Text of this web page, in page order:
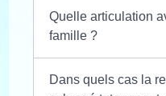
Quelle articulation
famille ?
Dans quels cas la